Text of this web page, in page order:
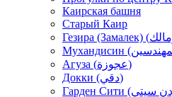
Каирская башня
Старый Каир
Агуза (عجوزة)
Докки (دقي)